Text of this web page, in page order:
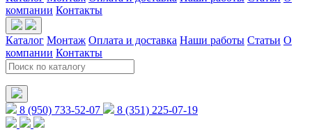
компании Контакты
Каталог Монтаж Оплата и доставка Наши работы Статьи О
компании Контакты
8 (950) 733-52-07 8 (351) 225-07-19